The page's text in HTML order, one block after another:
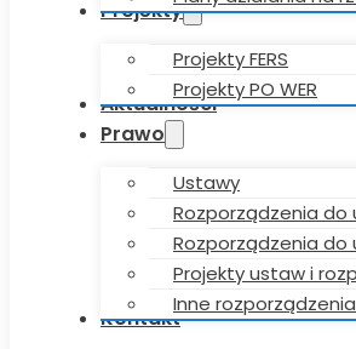
Projekty
Projekty FERS
Projekty PO WER
Aktualności
Prawo
Ustawy
Rozporządzenia
Rozporządzenia do
Projekty ustaw i
Inne
Kontakt